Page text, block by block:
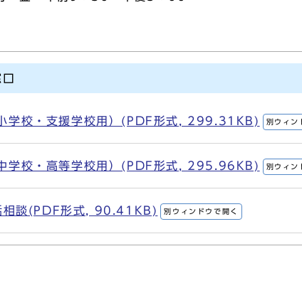
学校・支援学校用）(PDF形式, 299.31KB) 別ウィン
学校・高等学校用）(PDF形式, 295.96KB) 別ウィン
相談(PDF形式, 90.41KB) 別ウィンドウで開く